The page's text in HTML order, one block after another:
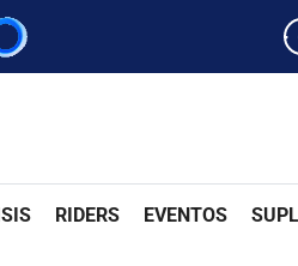
RIDERS EVENTOS